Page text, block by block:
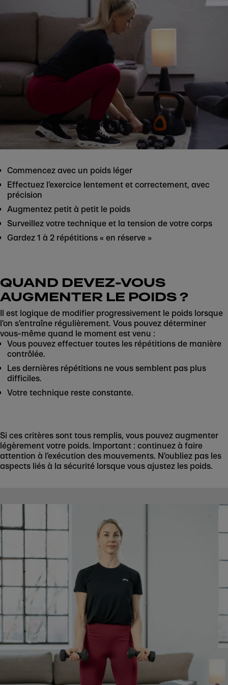
Commencez avec un poids léger
Effectuez l’exercice lentement et correctement, avec
précision
Augmentez petit à petit le poids
Surveillez votre technique et la tension de votre corps
Gardez 1 à 2 répétitions « en réserve »
QUAND DEVEZ-VOUS
AUGMENTER LE POIDS ?
Il est logique de modifier progressivement le poids lorsque
l’on s’entraîne régulièrement. Vous pouvez déterminer
vous-même quand le moment est venu :
Vous pouvez effectuer toutes les répétitions de manière
contrôlée.
Les dernières répétitions ne vous semblent pas plus
difficiles.
Votre technique reste constante.
Si ces critères sont tous remplis, vous pouvez augmenter
légèrement votre poids. Important : continuez à faire
attention à l’exécution des mouvements. N’oubliez pas les
aspects liés à la sécurité lorsque vous ajustez les poids.